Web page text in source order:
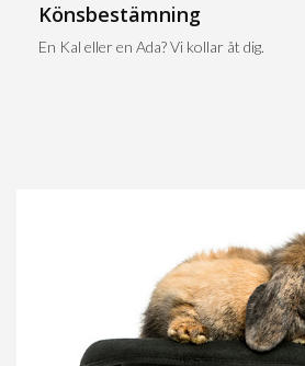
Könsbestämning
En Kal eller en Ada? Vi kollar åt dig.